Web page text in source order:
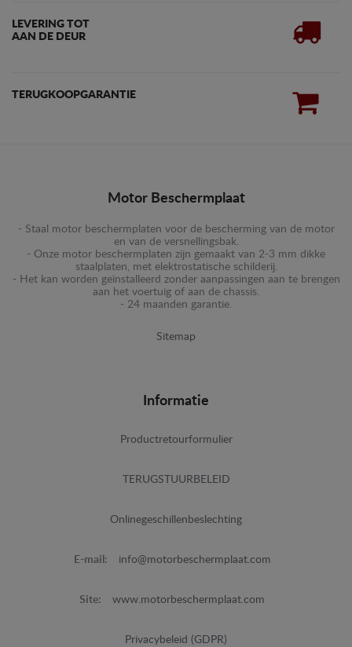
LEVERING TOT
AAN DE DEUR
TERUGKOOPGARANTIE
Motor Beschermplaat
- Staal motor beschermplaten voor de bescherming van de motor
en van de versnellingsbak.
- Onze motor beschermplaten zijn gemaakt van 2-3 mm dikke
staalplaten, met elektrostatische schilderij.
- Het kan worden geïnstalleerd zonder aanpassingen aan te brengen
aan het voertuig of aan de chassis.
- 24 maanden garantie.
Sitemap
Informatie
Productretourformulier
TERUGSTUURBELEID
Onlinegeschillenbeslechting
E-mail: info@motorbeschermplaat.com
Site: www.motorbeschermplaat.com
Privacybeleid (GDPR)